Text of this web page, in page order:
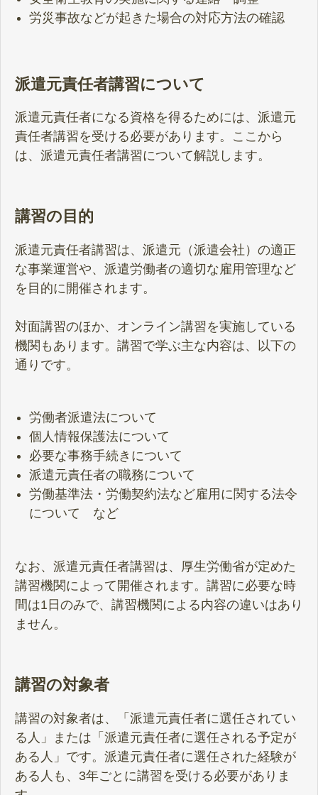
労災事故などが起きた場合の対応方法の確認
派遣元責任者講習について
派遣元責任者になる資格を得るためには、派遣元
責任者講習を受ける必要があります。ここから
は、派遣元責任者講習について解説します。
講習の目的
派遣元責任者講習は、派遣元（派遣会社）の適正
な事業運営や、派遣労働者の適切な雇用管理など
を目的に開催されます。
対面講習のほか、オンライン講習を実施している
機関もあります。講習で学ぶ主な内容は、以下の
通りです。
労働者派遣法について
個人情報保護法について
必要な事務手続きについて
派遣元責任者の職務について
労働基準法・労働契約法など雇用に関する法令
について など
なお、派遣元責任者講習は、厚生労働省が定めた
講習機関によって開催されます。講習に必要な時
間は1日のみで、講習機関による内容の違いはあり
ません。
講習の対象者
講習の対象者は、「派遣元責任者に選任されてい
る人」または「派遣元責任者に選任される予定が
ある人」です。派遣元責任者に選任された経験が
ある人も、3年ごとに講習を受ける必要がありま